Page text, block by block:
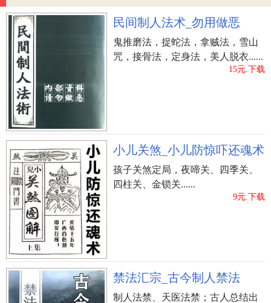
期二
阴历 一八年 十一月 十六日 阳历 十二月 22日 星
期六
阴历 一八年 十一月 十七日 阳历 十二月 23日 礼
拜曰
阴历 一八年 十一月 廿三日 阳历 十二月 29日 星
期六
阴历 一八年 十一月 廿四日 阳历 十二月 30日 礼
拜曰
阴历 一八年 十一月 廿七日 阳历 01月 02日 星期
三
阴历 一八年 十一月 廿八日 阳历 01月 03日 星期
四
民间制人法术_勿用做恶
鬼推磨法，捉蛇法，拿贼法，雪山
咒，接骨法，定身法，美人脱衣......
15元.下载
小儿关煞_小儿防惊吓还魂术
孩子关煞定局，夜啼关、四季关、
四柱关、金锁关......
9元.下载
禁法汇宗_古今制人禁法
制人法禁、天医法禁；古人总结出